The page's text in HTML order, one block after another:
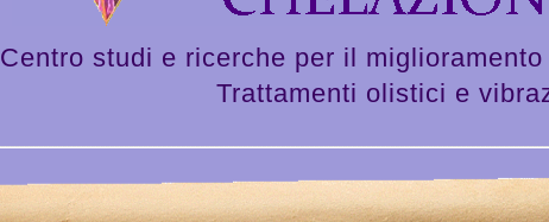
Centro studi e ricerche per il
Trattamenti olistici e